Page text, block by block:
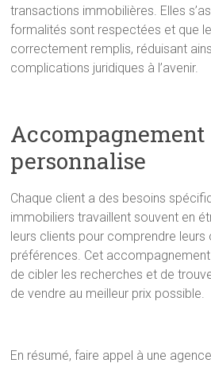
transactions immobilières. Elles
formalités sont respectées et que
correctement remplis, réduisant
complications juridiques à l’avenir.
Accompagnement
personnalise
Chaque client a des besoins
immobiliers travaillent souvent en
leurs clients pour comprendre leurs
préférences. Cet
de cibler les recherches et de
de vendre au meilleur prix possible.
En résumé, faire appel à une